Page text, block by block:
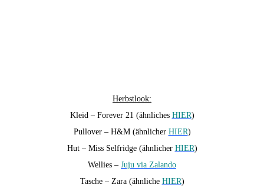
Herbstlook:
Kleid – Forever 21 (ähnliches HIER)
Pullover – H&M (ähnlicher HIER)
Hut – Miss Selfridge (ähnlicher HIER)
Wellies – Juju via Zalando
Tasche – Zara (ähnliche HIER)